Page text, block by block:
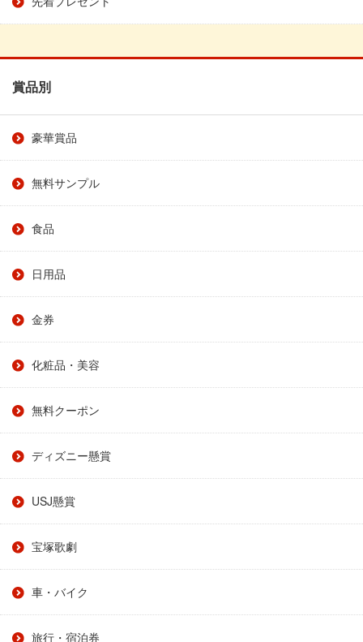
賞品別
豪華賞品
無料サンプル
食品
日用品
金券
化粧品・美容
無料クーポン
ディズニー懸賞
USJ懸賞
宝塚歌劇
車・バイク
旅行・宿泊券